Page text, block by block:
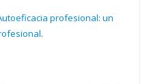
profesional: un
.